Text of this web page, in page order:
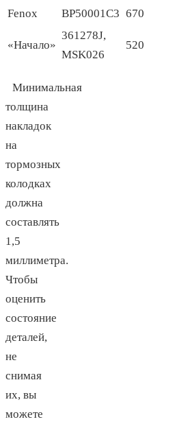
Fenox
BP50001C3 670
«Начало»
361278J,
MSK026
520
Минимальная
толщина
накладок
на
тормозных
колодках
должна
составлять
1,5
миллиметра.
Чтобы
оценить
состояние
деталей,
не
снимая
их, вы
можете